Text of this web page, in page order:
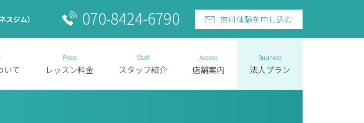
ジム） 070-8424-6790 無料体験を申し込む
いて レッスン料金
Price
スタッフ紹介
Staff
店舗案内
Access
法人プラン
Business